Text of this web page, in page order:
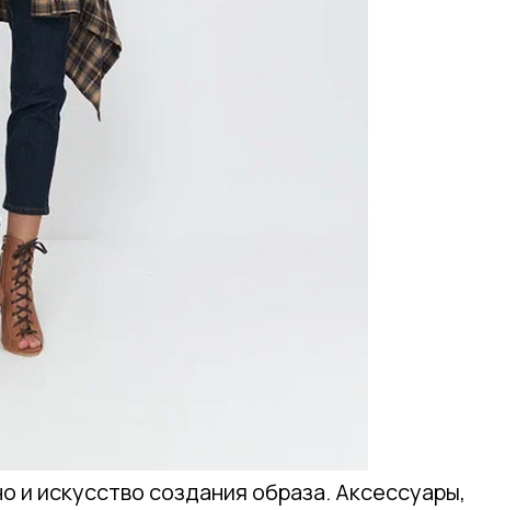
и искусство создания образа. Аксессуары,